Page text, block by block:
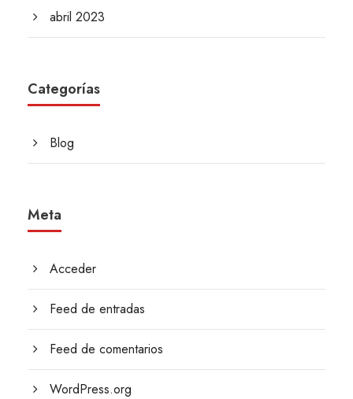
abril 2023
Categorías
Blog
Meta
Acceder
Feed de entradas
Feed de comentarios
WordPress.org